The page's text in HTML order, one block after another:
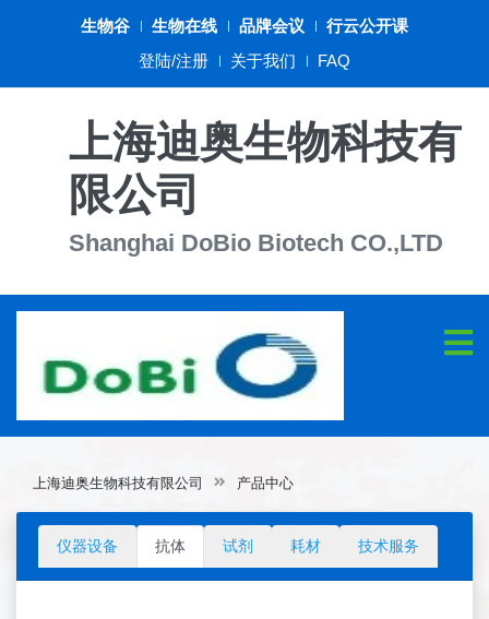
生物谷 生物在线 品牌会议
行云公开课
登陆/注册
关于我们 FAQ
上海迪奥生物科技有
限公司
Shanghai DoBio Biotech CO.,LTD
上海迪奥生物科技有限公司 产品中心
仪器设备 抗体 试剂 耗材 技术服务